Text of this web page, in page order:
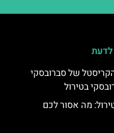
של סברובסקי
בטירול
מה אסור לכם